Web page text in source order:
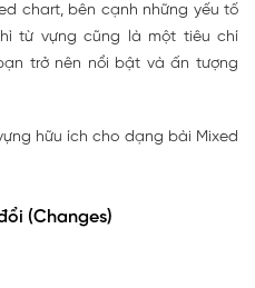
chart, bên cạnh những yếu tố
từ vựng cũng là một tiêu chí
trở nên nổi bật và ấn tượng
hữu ích cho dạng bài Mixed
(Changes)